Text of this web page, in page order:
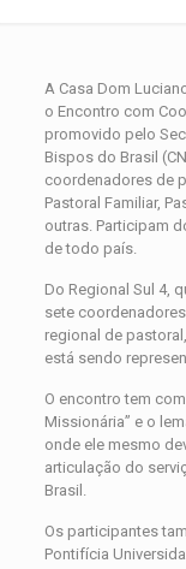
A Casa Dom
o Encontro com
promovido pelo
Bispos do Brasil
coordenadores de
Pastoral Familiar,
outras. Participam
de todo país.
Do Regional Sul 4,
sete
regional de
está sendo
O encontro tem
Missionária” e o
onde ele mesmo
articulação do
Brasil.
Os participantes
Pontifícia